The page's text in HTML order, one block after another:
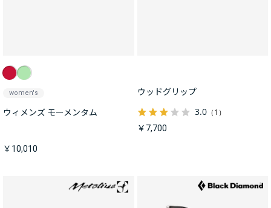
women's
ウィメンズ モーメンタム
￥10,010
ウッドグリップ
3.0（1）
￥7,700